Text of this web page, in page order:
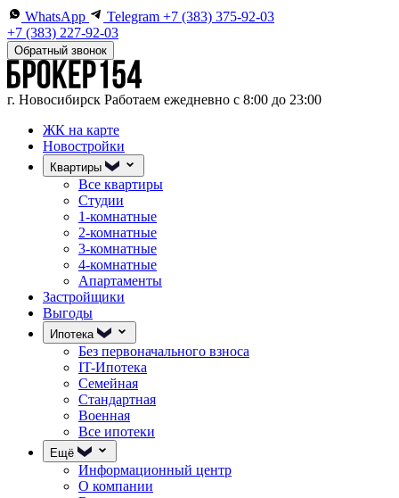
WhatsApp Telegram +7 (383) 375-92-03
+7 (383) 227-92-03
Обратный звонок
г. Новосибирск Работаем ежедневно с 8:00 до 23:00
ЖК на карте
Новостройки
Квартиры
Все квартиры
Студии
1-комнатные
2-комнатные
3-комнатные
4-комнатные
Апартаменты
Застройщики
Выгоды
Ипотека
Без первоначального взноса
IT-Ипотека
Семейная
Стандартная
Военная
Все ипотеки
Ещё
Информационный центр
О компании